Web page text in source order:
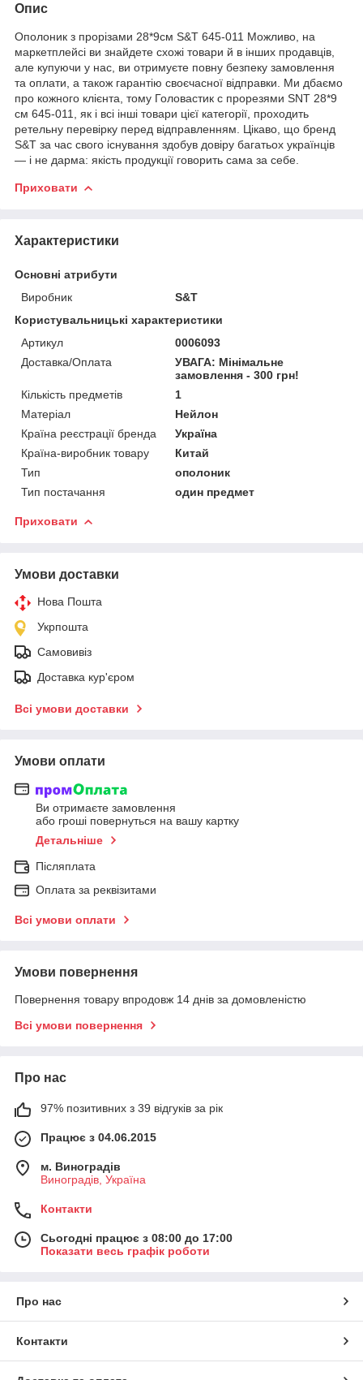
Опис
Ополоник з прорізами 28*9см S&T 645-011 Можливо, на
маркетплейсі ви знайдете схожі товари й в інших продавців,
але купуючи у нас, ви отримуєте повну безпеку замовлення
та оплати, а також гарантію своєчасної відправки. Ми дбаємо
про кожного клієнта, тому Головастик с прорезями SNT 28*9
см 645-011, як і всі інші товари цієї категорії, проходить
ретельну перевірку перед відправленням. Цікаво, що бренд
S&T за час свого існування здобув довіру багатьох українців
— і не дарма: якість продукції говорить сама за себе.
Приховати
Характеристики
Основні атрибути
Виробник
S&T
Користувальницькі характеристики
Артикул
0006093
Доставка/Оплата
УВАГА: Мінімальне
замовлення - 300 грн!
Кількість предметів
1
Матеріал
Нейлон
Країна реєстрації бренда
Україна
Країна-виробник товару
Китай
Тип
ополоник
Тип постачання
один предмет
Приховати
Умови доставки
Нова Пошта
Укрпошта
Самовивіз
Доставка кур'єром
Всі умови доставки
Умови оплати
Ви отримаєте замовлення
або гроші повернуться на вашу картку
Детальніше
Післяплата
Оплата за реквізитами
Всі умови оплати
Умови повернення
Повернення товару впродовж 14 днів за домовленістю
Всі умови повернення
Про нас
97% позитивних з 39 відгуків за рік
Працює з 04.06.2015
м. Виноградів
Виноградів, Україна
Контакти
Сьогодні працює з 08:00 до 17:00
Показати весь графік роботи
Про нас
Контакти